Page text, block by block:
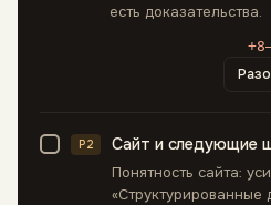
есть доказательства.
P2 Сайт и следующие
Понятность сайта: